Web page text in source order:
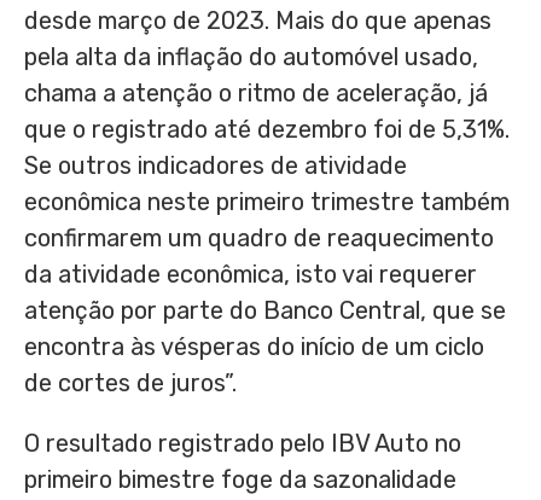
desde março de 2023. Mais do que apenas
pela alta da inflação do automóvel usado,
chama a atenção o ritmo de aceleração, já
que o registrado até dezembro foi de 5,31%.
Se outros indicadores de atividade
econômica neste primeiro trimestre também
confirmarem um quadro de reaquecimento
da atividade econômica, isto vai requerer
atenção por parte do Banco Central, que se
encontra às vésperas do início de um ciclo
de cortes de juros”.
O resultado registrado pelo IBV Auto no
primeiro bimestre foge da sazonalidade